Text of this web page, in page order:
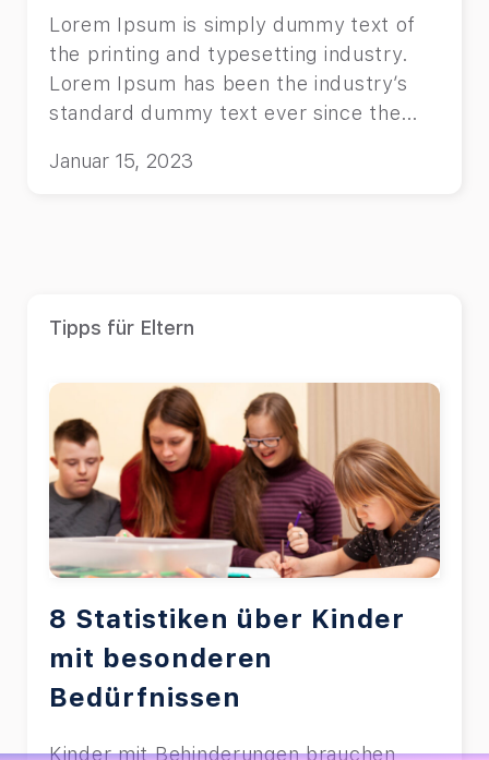
Lorem Ipsum is simply dummy text of
the printing and typesetting industry.
Lorem Ipsum has been the industry’s
standard dummy text ever since the
galley of type and scrambled it to make
Januar 15, 2023
Tipps für Eltern
8 Statistiken über Kinder
mit besonderen
Bedürfnissen
Kinder mit Behinderungen brauchen